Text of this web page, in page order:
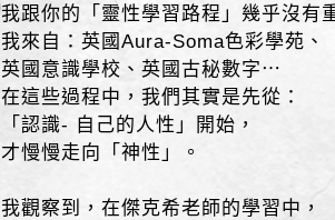
我跟你的「靈性學習路程」幾乎沒有
我來自：英國Aura-Soma色彩學苑、
英國意識學校、英國古秘數字⋯
在這些過程中，我們其實是先從：
「認識- 自己的人性」開始，
才慢慢走向「神性」。
我觀察到，在傑克希老師的學習中，